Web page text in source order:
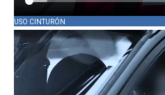
USO CINTURÓN